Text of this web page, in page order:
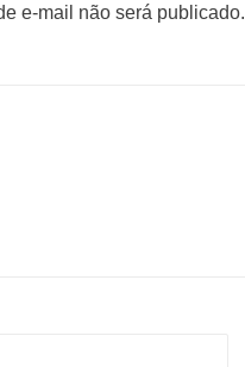
e-mail não será publicado.